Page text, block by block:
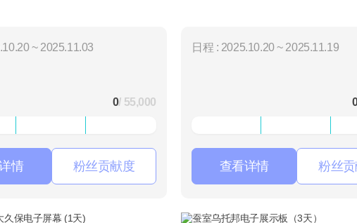
~ 2025.11.03
0/ 55,000
情 粉丝贡献度
日程 : 2025.10.20 ~ 2025.11.19
查看详情 粉丝